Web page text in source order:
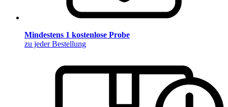
Mindestens 1 kostenlose Probe
zu jeder Bestellung